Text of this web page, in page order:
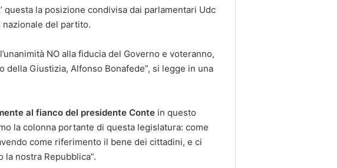
questa la posizione condivisa dai parlamentari Udc
del partito.
NO alla fiducia del Governo e voteranno,
della Giustizia, Alfonso Bonafede”, si legge in una
al fianco del presidente Conte in questo
la colonna portante di questa legislatura: come
come riferimento il bene dei cittadini, e ci
nostra Repubblica”.